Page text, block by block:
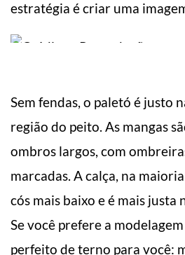
estratégia é criar uma
Sem fendas, o paletó é justo
região do peito. As mangas
ombros largos, com
marcadas. A calça, na
cós mais baixo e é mais justa
Se você prefere a
perfeito de terno para você: